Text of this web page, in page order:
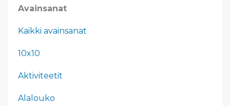
Avainsanat
Kaikki avainsanat
10x10
Aktiviteetit
Alalouko